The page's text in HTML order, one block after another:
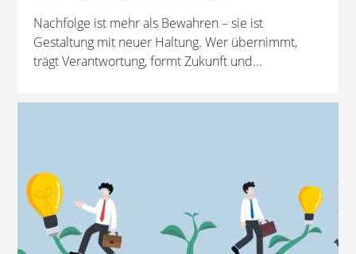
Nachfolge ist mehr als Bewahren – sie ist
Gestaltung mit neuer Haltung. Wer übernimmt,
trägt Verantwortung, formt Zukunft und...